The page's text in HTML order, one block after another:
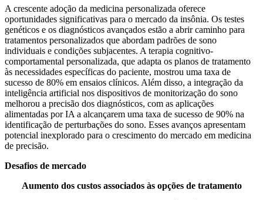
A crescente adoção da medicina personalizada oferece
oportunidades significativas para o mercado da insônia. Os testes
genéticos e os diagnósticos avançados estão a abrir caminho para
tratamentos personalizados que abordam padrões de sono
individuais e condições subjacentes. A terapia cognitivo-
comportamental personalizada, que adapta os planos de tratamento
às necessidades específicas do paciente, mostrou uma taxa de
sucesso de 80% em ensaios clínicos. Além disso, a integração da
inteligência artificial nos dispositivos de monitorização do sono
melhorou a precisão dos diagnósticos, com as aplicações
alimentadas por IA a alcançarem uma taxa de sucesso de 90% na
identificação de perturbações do sono. Esses avanços apresentam
potencial inexplorado para o crescimento do mercado em medicina
de precisão.
Desafios de mercado
Aumento dos custos associados às opções de tratamento